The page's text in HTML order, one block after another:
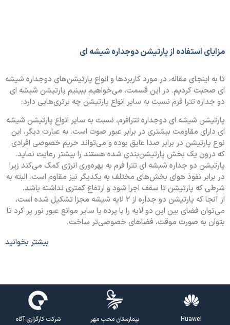
مزایای استفاده از پارتیشن دوجداره شیشه ای
تا به اینجای مقاله، در مورد کاربردها و انواع پارتیشن‌های دوجداره شیشه
ای صحبت کردیم. در این قسمت، می‌خواهیم ببینیم پارتیشن شیشه ای
دو جداره تترا فرم نسبت به سایر انواع پارتیشن چه برتری‌هایی دارد:
پارتیشن شیشه ای دوجداره تترافرم، نسبت به سایر انواع پارتیشن شیشه
ای دارای مقاومت بیشتری در برابر عبور صوت است. به عبارت دیگر، این
نوع پارتیشن در برابر صدا عایق بوده و می‌تواند حریم خصوصی افرادی
که درون یک بخش پارتیشن‌بندی شده هستند را بیشتر رعایت نماید.
پارتیشن دو جداره شیشه ای تترا فرم به بهره‌وری انرژی کمک می‌کند زیرا
در برابر نفوذ هوای بخش‌های مختلف به یکدیگر نیز مقاوم است. البته به
شرطی که پارتیشن تا سقف اجرا شود و ارتفاع کمتری نداشته باشد.
از آنجا که پارتیشن دو جداره از 2 لایه شیشه مجزا تشکیل شده است،
می‌توان فضای بین این دو لایه را با پرده یا سایر موانع عبور نور پر کرد تا
بتوان به صورت موقت، فضاهای خصوصی‌تر ساخت.
شیشه ای دو جداره محل شما، به صورت حضوری از فضا بازدید
می‌کنند تا علاوه بر اندازه‌گیری کلی و محاسبه مقدار شیشه،
یراق‌آلات و پروفیل پارتیشن شیشه ای، نقشه پارتیشن‌بندی فضا را
نیز با نظر مستقیم خود شما ترسیم کنند.
بیشتر بخوانید
شرکت کارگزاری آگاه بیمارستان محب مهر Huawei